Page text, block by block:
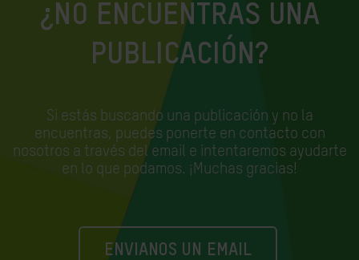
¿NO ENCUENTRAS UNA
PUBLICACIÓN?
Si estás buscando una publicación y no la
encuentras, puedes ponerte en contacto con
nosotros a través del email e intentaremos ayudarte
en lo que podamos. ¡Muchas gracias!
ENVIANOS UN EMAIL